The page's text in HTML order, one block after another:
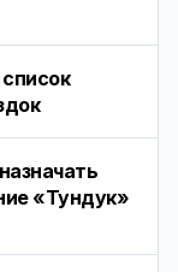
«Тундук»